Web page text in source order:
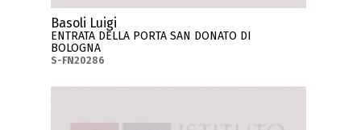
Basoli Luigi
ENTRATA DELLA PORTA SAN DONATO DI
BOLOGNA
S-FN20286